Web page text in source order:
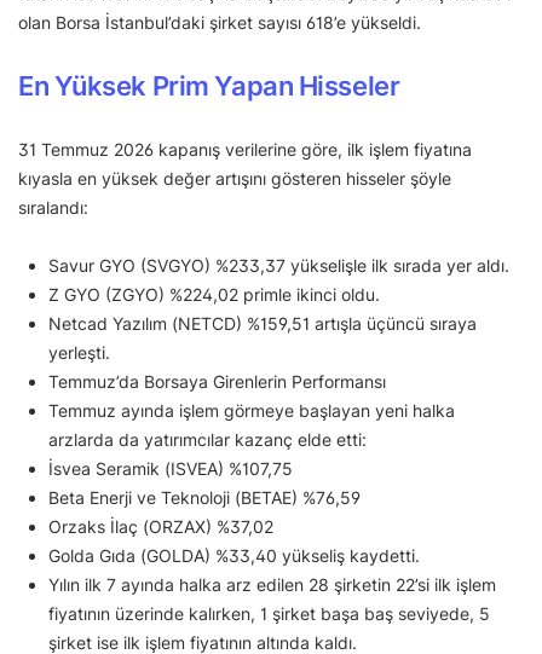
olan Borsa İstanbul’daki şirket sayısı 618’e yükseldi.
En Yüksek Prim Yapan Hisseler
31 Temmuz 2026 kapanış verilerine göre, ilk işlem fiyatına
kıyasla en yüksek değer artışını gösteren hisseler şöyle
sıralandı:
Savur GYO (SVGYO) %233,37 yükselişle ilk sırada yer aldı.
Z GYO (ZGYO) %224,02 primle ikinci oldu.
Netcad Yazılım (NETCD) %159,51 artışla üçüncü sıraya
yerleşti.
Temmuz’da Borsaya Girenlerin Performansı
Temmuz ayında işlem görmeye başlayan yeni halka
arzlarda da yatırımcılar kazanç elde etti:
İsvea Seramik (ISVEA) %107,75
Beta Enerji ve Teknoloji (BETAE) %76,59
Orzaks İlaç (ORZAX) %37,02
Golda Gıda (GOLDA) %33,40 yükseliş kaydetti.
Yılın ilk 7 ayında halka arz edilen 28 şirketin 22’si ilk işlem
fiyatının üzerinde kalırken, 1 şirket başa baş seviyede, 5
şirket ise ilk işlem fiyatının altında kaldı.